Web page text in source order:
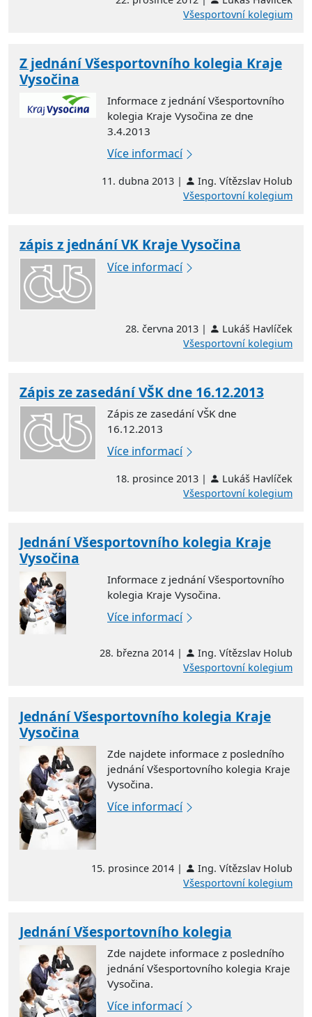
Všesportovní kolegium
Z jednání Všesportovního kolegia Kraje
Vysočina
Informace z jednání Všesportovního
kolegia Kraje Vysočina ze dne
3.4.2013
Více informací
11. dubna 2013 |
Ing. Vítězslav Holub
Všesportovní kolegium
zápis z jednání VK Kraje Vysočina
Více informací
28. června 2013 |
Lukáš Havlíček
Všesportovní kolegium
Zápis ze zasedání VŠK dne 16.12.2013
Zápis ze zasedání VŠK dne
16.12.2013
Více informací
18. prosince 2013 |
Lukáš Havlíček
Všesportovní kolegium
Jednání Všesportovního kolegia Kraje
Vysočina
Informace z jednání Všesportovního
kolegia Kraje Vysočina.
Více informací
28. března 2014 |
Ing. Vítězslav Holub
Všesportovní kolegium
Jednání Všesportovního kolegia Kraje
Vysočina
Zde najdete informace z posledního
jednání Všesportovního kolegia Kraje
Vysočina.
Více informací
15. prosince 2014 |
Ing. Vítězslav Holub
Všesportovní kolegium
Jednání Všesportovního kolegia
Zde najdete informace z posledního
jednání Všesportovního kolegia Kraje
Vysočina.
Více informací